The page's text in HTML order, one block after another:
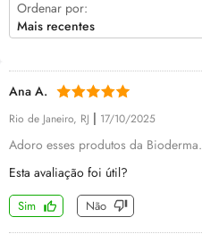
Ordenar por:
Mais recentes
Ana A.
Rio de Janeiro, RJ | 17/10/2025
Adoro esses produtos da Bioderma.
Esta avaliação foi útil?
Sim Não